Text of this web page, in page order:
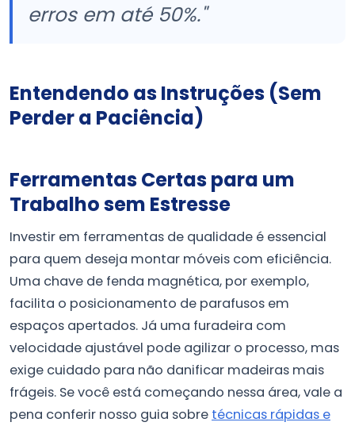
erros em até 50%."
Entendendo as Instruções (Sem
Perder a Paciência)
Ferramentas Certas para um
Trabalho sem Estresse
Investir em ferramentas de qualidade é essencial
para quem deseja montar móveis com eficiência.
Uma chave de fenda magnética, por exemplo,
facilita o posicionamento de parafusos em
espaços apertados. Já uma furadeira com
velocidade ajustável pode agilizar o processo, mas
exige cuidado para não danificar madeiras mais
frágeis. Se você está começando nessa área, vale a
pena conferir nosso guia sobre técnicas rápidas e